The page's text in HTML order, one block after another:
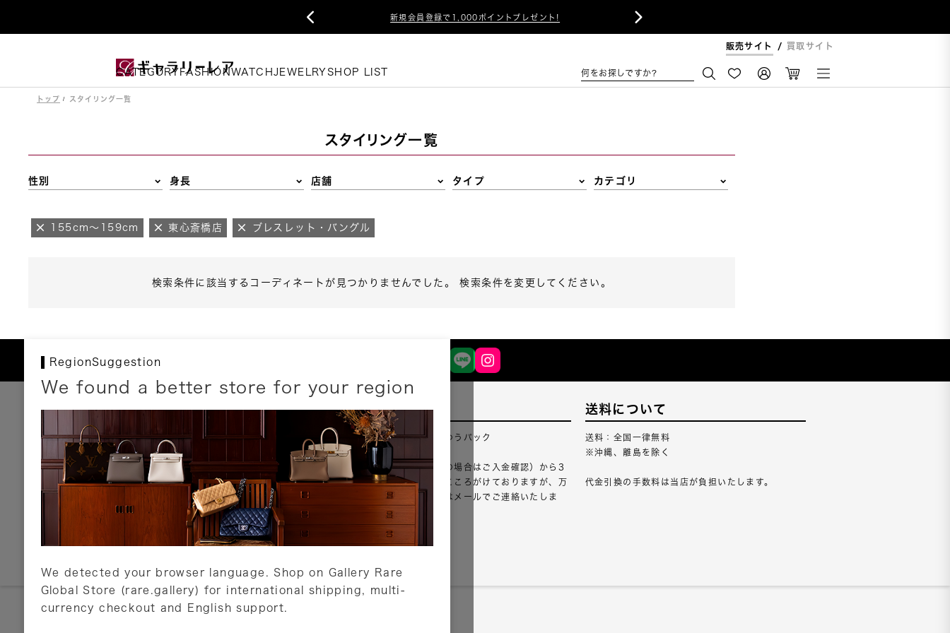
新規会員登録で1,000ポイントプレゼント!
 
販売サイト 買取サイト
CATEGORY FASHIONWATCHJEWELRY SHOP LIST 何をお探しですか?
トップ スタイリング一覧
スタイリング一覧
性別 身長 店舗 タイプ カテゴリ
155cm～159cm 東心斎橋店 ブレスレット・バングル
検索条件に該当するコーディネートが見つかりませんでした。 検索条件を変更してください。
RegionSuggestion
We found a better store for your region
We detected your browser language. Shop on Gallery Rare
Global Store (rare.gallery) for international shipping, multi-
currency checkout and English support.
お支払いについて
以下のお支払方法が利用可能です。
クレジットカード
ショッピングローン
銀行振込・郵便振替
代金引換
Amazon Pay
PayPay
店頭支払い
詳しくはこちら
配送について
配送業者：佐川急便・ゆうパック
ご注文確認（銀行振込の場合はご入金確認）から3
営業日以内のご出荷をこころがけておりますが、万
が一出荷が遅れる場合はメールでご連絡いたしま
詳しくはこちら
送料について
送料：全国一律無料
※沖縄、離島を除く
代金引換の手数料は当店が負担いたします。